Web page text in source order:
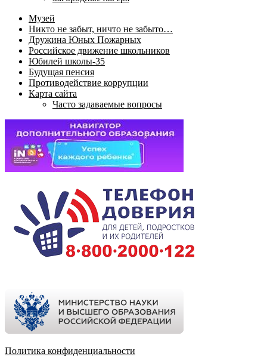
Музей
Никто не забыт, ничто не забыто…
Дружина Юных Пожарных
Российское движение школьников
Юбилей школы-35
Будущая пенсия
Противодействие коррупции
Карта сайта
Часто задаваемые вопросы
Политика конфиденциальности